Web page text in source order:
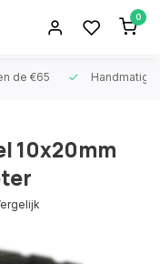
0
de €65
10x20mm